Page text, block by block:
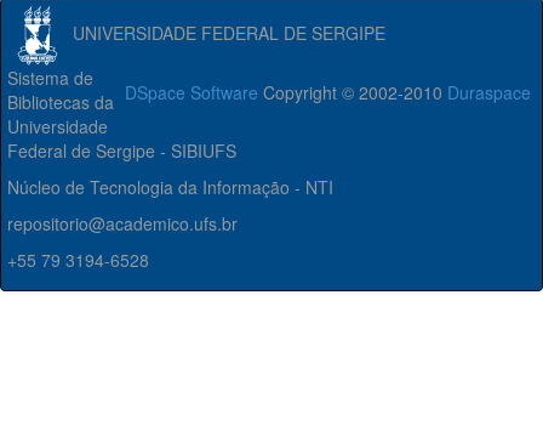
UNIVERSIDADE FEDERAL DE SERGIPE
DSpace Software Copyright © 2002-2010 Duraspace
Sistema de
Bibliotecas da
Universidade
Federal de Sergipe - SIBIUFS
Núcleo de Tecnologia da Informação - NTI
repositorio@academico.ufs.br
+55 79 3194-6528